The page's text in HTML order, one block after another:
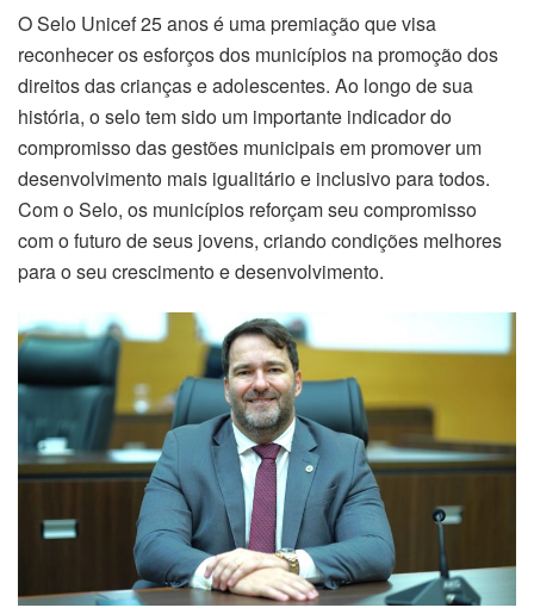
O Selo Unicef 25 anos é uma premiação que visa
reconhecer os esforços dos municípios na promoção dos
direitos das crianças e adolescentes. Ao longo de sua
história, o selo tem sido um importante indicador do
compromisso das gestões municipais em promover um
desenvolvimento mais igualitário e inclusivo para todos.
Com o Selo, os municípios reforçam seu compromisso
com o futuro de seus jovens, criando condições melhores
para o seu crescimento e desenvolvimento.